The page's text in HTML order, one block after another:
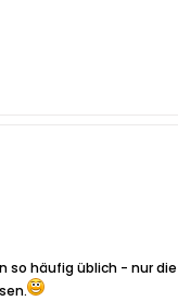
so häufig üblich - nur